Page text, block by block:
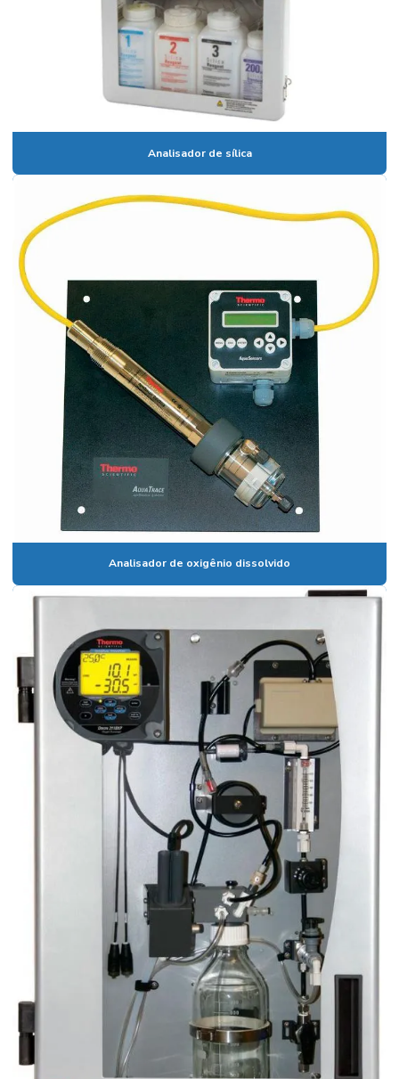
Eletrodo de fluoreto
Eletrodo de ions seletivo
Eletrodo para nitrato
Eletrodo de ph
Eletrodo de ph comprar
Eletrodo de ph e orp
Eletrodo de ph preço
Eletrodo seletivo de amônia
Eletrodo seletivo de cloreto
Empresa de manutenção de equipamentos de laboratório
Equipamentos para laboratório
Espectrofotômetro digital
Espectrofotômetro digital preço
Espectrômetro de fluorescência de raios x
Fotometro de chama
Fotometro de chama preço
Medidor de condutividade
Medidor de condutividade portátil
Medidor de íon seletivo
Medidor multiparametro
Medidor de oxigênio dissolvido
Medidor de ph de bancada
Medidor de ph de bancada preço
Medidor de ph digital comprar
Medidor de ph digital preço
Medidor de ph industrial
Medidor de ph portátil preço
Medidor de ph preço
Medidor de turbidez
Analisador de sílica
Analisador de oxigênio dissolvido